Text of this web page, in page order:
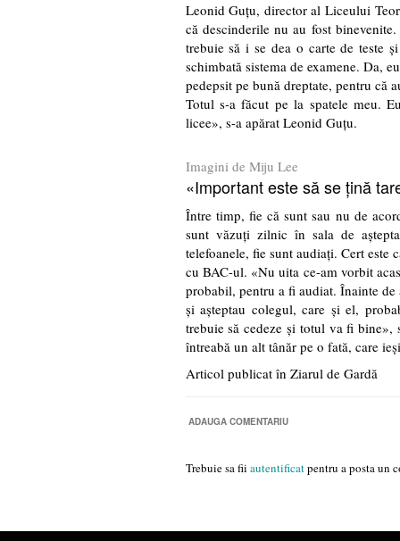
Leonid Guţu, director al Liceului
că descinderile nu au fost
trebuie să i se dea o carte de teste
schimbată sistema de examene. Da,
pedepsit pe bună dreptate, pentru că
Totul s-a făcut pe la spatele meu.
licee», s-a apărat Leonid Guţu.
Imagini de Miju Lee
«Important este să se ţină
Între timp, fie că sunt sau nu de
sunt văzuţi zilnic în sala de
telefoanele, fie sunt audiaţi. Cert este
cu BAC-ul. «Nu uita ce-am vorbit
probabil, pentru a fi audiat. Înainte
şi aşteptau colegul, care şi el,
trebuie să cedeze şi totul va fi bine»,
întreabă un alt tânăr pe o fată, care
Articol publicat în Ziarul de Gardă
ADAUGA COMENTARIU
Trebuie sa fii autentificatpentru a posta un